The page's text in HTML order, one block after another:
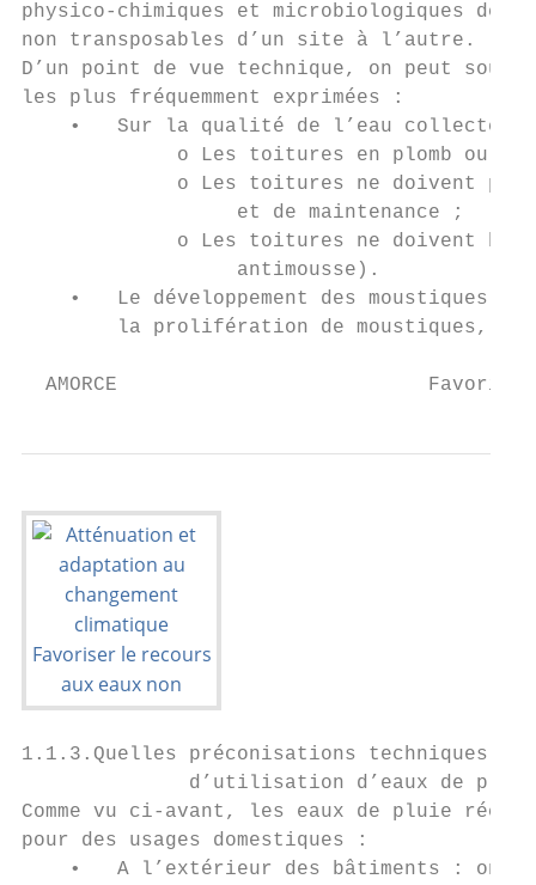
physico-chimiques et microbiologiques
non transposables d’un site à l’autre.
D’un point de vue technique, on peut
les plus fréquemment exprimées :
    •   Sur la qualité de l’eau collectée :
o Les toitures en plomb ou
o Les toitures ne doivent
                  et de maintenance ;
o Les toitures ne doivent
                  antimousse).
•   Le développement des moustiques :
la prolifération de moustiques,
AMORCE
1.1.3.Quelles préconisations techniques à
d’utilisation d’eaux de
Comme vu ci-avant, les eaux de pluie
pour des usages domestiques :
•   A l’extérieur des bâtiments : on